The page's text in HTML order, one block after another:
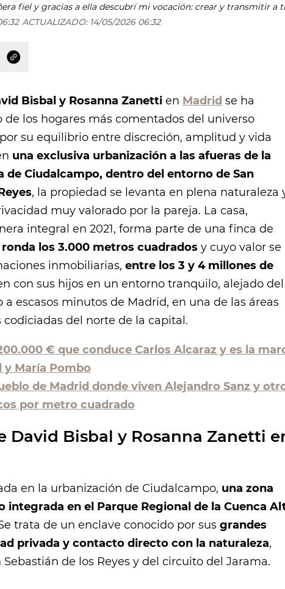
fiel y gracias a ella descubrí mi vocación: crear y transmitir a
cursar Periodismo en la Carlos III y después de años
ACTUALIZADO: 14/05/2026 06:32
Bisbal y Rosanna Zanettien Madrid se ha
los hogares más comentados del universo
su equilibrio entre discreción, amplitud y vida
una exclusiva urbanización a las afueras de la
de Ciudalcampo, dentro del entorno de San
, la propiedad se levanta en plena naturaleza
muy valorado por la pareja. La casa,
integral en 2021, forma parte de una finca de
ronda los 3.000 metros cuadrados y cuyo valor se
inmobiliarias, entre los 3 y 4 millones de
con sus hijos en un entorno tranquilo, alejado del
escasos minutos de Madrid, en una de las áreas
codiciadas del norte de la capital.
€ que conduce Carlos Alcaraz y es la
María Pombo
de Madrid donde viven Alejandro Sanz y
por metro cuadrado
David Bisbal y Rosanna Zanetti
en la urbanización de Ciudalcampo, una zona
integrada en el Parque Regional de la Cuenca
trata de un enclave conocido por sus grandes
privada y contacto directo con la naturaleza,
de los Reyes y del circuito del Jarama.